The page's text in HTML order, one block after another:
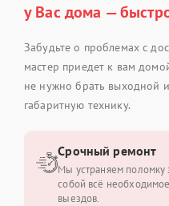
у Вас дома —
Забудьте о проблемах с
мастер приедет к вам
не нужно брать выходной
габаритную технику.
Срочный ремонт
Мы устраняем поломку
собой всё
выездов.